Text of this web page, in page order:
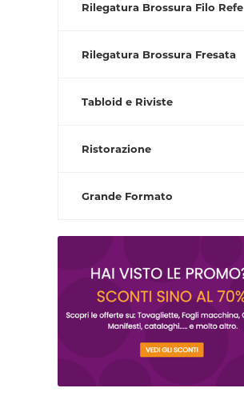
Rilegatura Brossura Filo Refe
Rilegatura Brossura Fresata
Tabloid e Riviste
Ristorazione
Grande Formato